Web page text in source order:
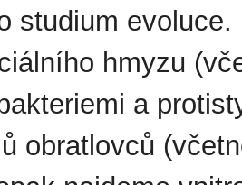
studium
hmyzu
a
obratlovců